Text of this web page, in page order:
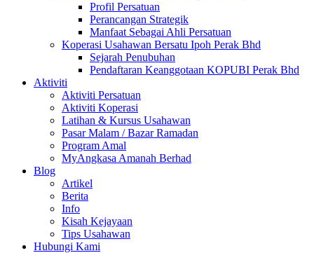
Profil Persatuan
Perancangan Strategik
Manfaat Sebagai Ahli Persatuan
Koperasi Usahawan Bersatu Ipoh Perak Bhd
Sejarah Penubuhan
Pendaftaran Keanggotaan KOPUBI Perak Bhd
Aktiviti
Aktiviti Persatuan
Aktiviti Koperasi
Latihan & Kursus Usahawan
Pasar Malam / Bazar Ramadan
Program Amal
MyAngkasa Amanah Berhad
Blog
Artikel
Berita
Info
Kisah Kejayaan
Tips Usahawan
Hubungi Kami